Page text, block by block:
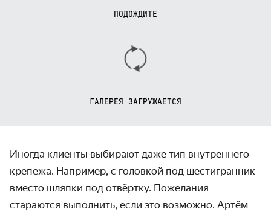
ПОДОЖДИТЕ
ГАЛЕРЕЯ ЗАГРУЖАЕТСЯ
Иногда клиенты выбирают даже тип внутреннего
крепежа. Например, с головкой под шестигранник
вместо шляпки под отвёртку. Пожелания
стараются выполнить, если это возможно. Артём